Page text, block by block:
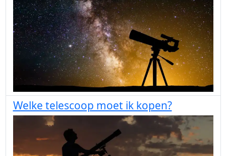
Welke telescoop moet ik kopen?